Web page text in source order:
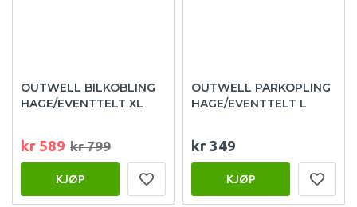
OUTWELL BILKOBLING
HAGE/EVENTTELT XL
kr 589 kr 799
KJØP
OUTWELL PARKOPLING
HAGE/EVENTTELT L
kr 349
KJØP